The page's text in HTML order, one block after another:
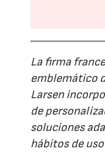
La firma
emblemático
Larsen
de
soluciones
hábitos de uso